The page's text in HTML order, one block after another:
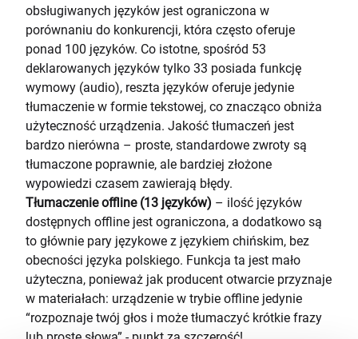
obsługiwanych języków jest ograniczona w
porównaniu do konkurencji, która często oferuje
ponad 100 języków. Co istotne, spośród 53
deklarowanych języków tylko 33 posiada funkcję
wymowy (audio), reszta języków oferuje jedynie
tłumaczenie w formie tekstowej, co znacząco obniża
użyteczność urządzenia. Jakość tłumaczeń jest
bardzo nierówna – proste, standardowe zwroty są
tłumaczone poprawnie, ale bardziej złożone
wypowiedzi czasem zawierają błędy.
Tłumaczenie offline (13 języków) – ilość języków
dostępnych offline jest ograniczona, a dodatkowo są
to głównie pary językowe z językiem chińskim, bez
obecności języka polskiego. Funkcja ta jest mało
użyteczna, ponieważ jak producent otwarcie przyznaje
w materiałach: urządzenie w trybie offline jedynie
“rozpoznaje twój głos i może tłumaczyć krótkie frazy